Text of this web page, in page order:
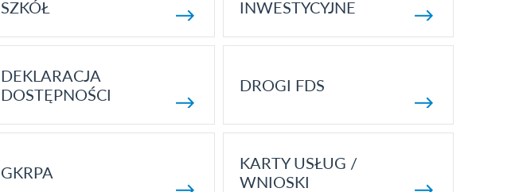
SZKÓŁ
INWESTYCYJNE
DEKLARACJA
DOSTĘPNOŚCI
DROGI FDS
GKRPA
KARTY USŁUG /
WNIOSKI